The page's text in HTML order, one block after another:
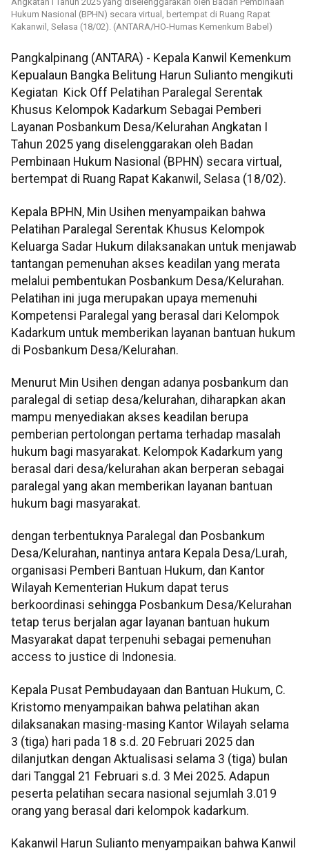
Hukum Nasional (BPHN) secara virtual, bertempat di Ruang Rapat
Kakanwil, Selasa (18/02). (ANTARA/HO-Humas Kemenkum Babel)
Pangkalpinang (ANTARA) - Kepala Kanwil Kemenkum
Kepualaun Bangka Belitung Harun Sulianto mengikuti
Kegiatan Kick Off Pelatihan Paralegal Serentak
Khusus Kelompok Kadarkum Sebagai Pemberi
Layanan Posbankum Desa/Kelurahan Angkatan I
Tahun 2025 yang diselenggarakan oleh Badan
Pembinaan Hukum Nasional (BPHN) secara virtual,
bertempat di Ruang Rapat Kakanwil, Selasa (18/02).
Kepala BPHN, Min Usihen menyampaikan bahwa
Pelatihan Paralegal Serentak Khusus Kelompok
Keluarga Sadar Hukum dilaksanakan untuk menjawab
tantangan pemenuhan akses keadilan yang merata
melalui pembentukan Posbankum Desa/Kelurahan.
Pelatihan ini juga merupakan upaya memenuhi
Kompetensi Paralegal yang berasal dari Kelompok
Kadarkum untuk memberikan layanan bantuan hukum
di Posbankum Desa/Kelurahan.
Menurut Min Usihen dengan adanya posbankum dan
paralegal di setiap desa/kelurahan, diharapkan akan
mampu menyediakan akses keadilan berupa
pemberian pertolongan pertama terhadap masalah
hukum bagi masyarakat. Kelompok Kadarkum yang
berasal dari desa/kelurahan akan berperan sebagai
paralegal yang akan memberikan layanan bantuan
hukum bagi masyarakat.
dengan terbentuknya Paralegal dan Posbankum
Desa/Kelurahan, nantinya antara Kepala Desa/Lurah,
organisasi Pemberi Bantuan Hukum, dan Kantor
Wilayah Kementerian Hukum dapat terus
berkoordinasi sehingga Posbankum Desa/Kelurahan
tetap terus berjalan agar layanan bantuan hukum
Masyarakat dapat terpenuhi sebagai pemenuhan
access to justice di Indonesia.
Kepala Pusat Pembudayaan dan Bantuan Hukum, C.
Kristomo menyampaikan bahwa pelatihan akan
dilaksanakan masing-masing Kantor Wilayah selama
3 (tiga) hari pada 18 s.d. 20 Februari 2025 dan
dilanjutkan dengan Aktualisasi selama 3 (tiga) bulan
dari Tanggal 21 Februari s.d. 3 Mei 2025. Adapun
peserta pelatihan secara nasional sejumlah 3.019
orang yang berasal dari kelompok kadarkum.
Kakanwil Harun Sulianto menyampaikan bahwa Kanwil